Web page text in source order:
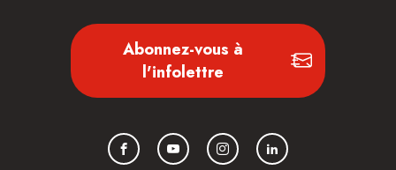
Abonnez-vous à
l'infolettre
FacebookYouTubeInstagramLinkedIn